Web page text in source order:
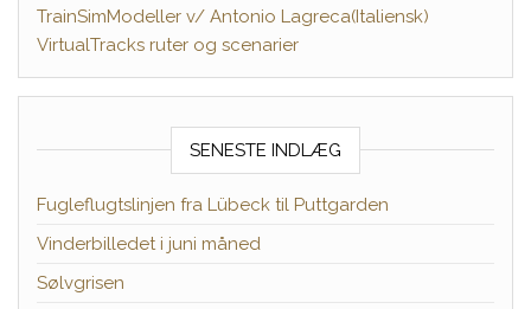
TrainSimModeller v/ Antonio Lagreca(Italiensk)
VirtualTracks ruter og scenarier
SENESTE INDLÆG
Fugleflugtslinjen fra Lübeck til Puttgarden
Vinderbilledet i juni måned
Sølvgrisen